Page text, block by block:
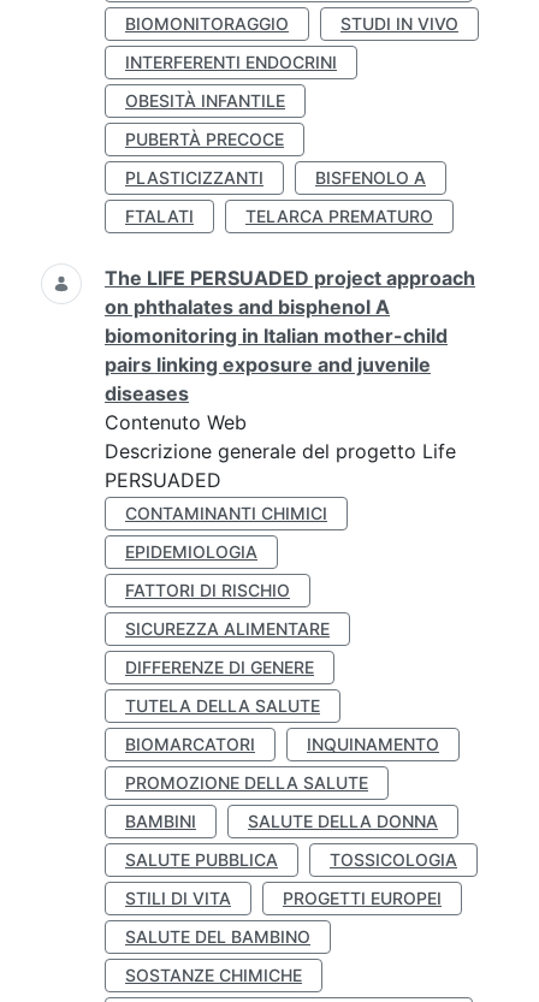
BIOMONITORAGGIO
STUDI IN VIVO
INTERFERENTI ENDOCRINI
OBESITÀ INFANTILE
PUBERTÀ PRECOCE
PLASTICIZZANTI
BISFENOLO A
FTALATI
TELARCA PREMATURO
The LIFE PERSUADED project approach
on phthalates and bisphenol A
biomonitoring in Italian mother-child
pairs linking exposure and juvenile
diseases
Contenuto Web
Descrizione generale del progetto Life
PERSUADED
CONTAMINANTI CHIMICI
EPIDEMIOLOGIA
FATTORI DI RISCHIO
SICUREZZA ALIMENTARE
DIFFERENZE DI GENERE
TUTELA DELLA SALUTE
BIOMARCATORI
INQUINAMENTO
PROMOZIONE DELLA SALUTE
BAMBINI
SALUTE DELLA DONNA
SALUTE PUBBLICA
TOSSICOLOGIA
STILI DI VITA
PROGETTI EUROPEI
SALUTE DEL BAMBINO
SOSTANZE CHIMICHE